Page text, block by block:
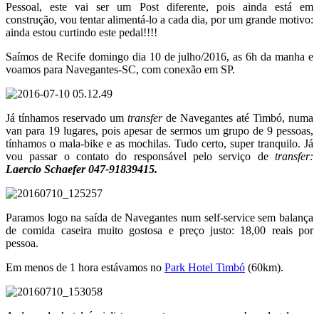
Pessoal, este vai ser um Post diferente, pois ainda está em
construção, vou tentar alimentá-lo a cada dia, por um grande motivo:
ainda estou curtindo este pedal!!!!
Saímos de Recife domingo dia 10 de julho/2016, as 6h da manha e
voamos para Navegantes-SC, com conexão em SP.
Já tínhamos reservado um transferde Navegantes até Timbó, numa
van para 19 lugares, pois apesar de sermos um grupo de 9 pessoas,
tínhamos o mala-bike e as mochilas. Tudo certo, super tranquilo. Já
vou passar o contato do responsável pelo serviço de transfer:
Laercio Schaefer 047-91839415.
Paramos logo na saída de Navegantes num self-service sem balança
de comida caseira muito gostosa e preço justo: 18,00 reais por
pessoa.
Em menos de 1 hora estávamos no Park Hotel Timbó (60km).